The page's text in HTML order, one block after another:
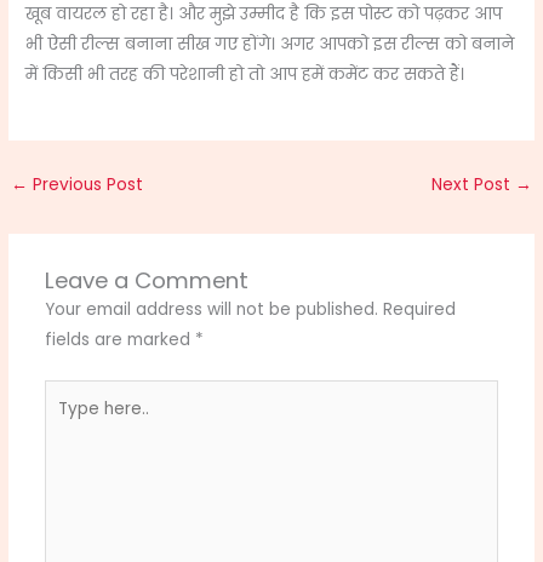
खूब वायरल हो रहा है। और मुझे उम्मीद है कि इस पोस्ट को पढ़कर आप
भी ऐसी रील्स बनाना सीख गए होंगे। अगर आपको इस रील्स को बनाने
में किसी भी तरह की परेशानी हो तो आप हमें कमेंट कर सकते हैं।
← Previous Post Next Post →
Leave a Comment
Your email address will not be published. Required
fields are marked *
here..